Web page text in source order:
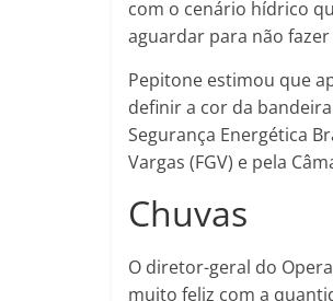
com o cenário hídrico
aguardar para não
Pepitone estimou que
definir a cor da
Segurança Energética
Vargas (FGV) e pela
Chuvas
O diretor-geral do
muito feliz com a